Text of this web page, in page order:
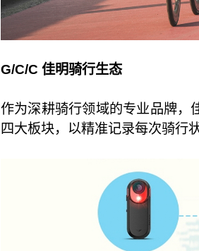
G/C/C 佳明骑行生态
作为深耕骑行领域的专业品牌，
四大板块，以精准记录每次骑行